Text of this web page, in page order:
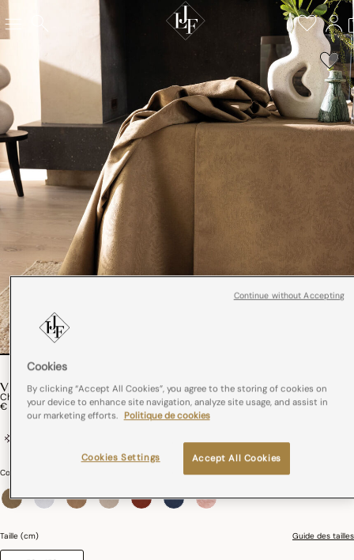
VEGETAL MOOD
Chemin De Table Vegetal Mood Coton
€ 55,00
Couleurs :
Taille (cm) Guide des tailles
Cookies
By clicking “Accept All Cookies”, you agree to the storing of cookies on
your device to enhance site navigation, analyze site usage, and assist in
our marketing efforts. Politique de cookies
Accept All Cookies
Cookies Settings
Continue without Accepting